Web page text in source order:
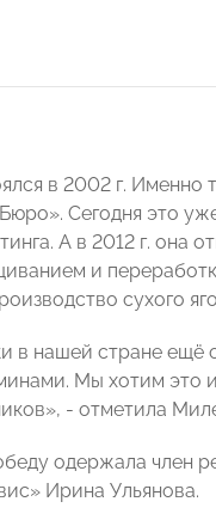
в 2002 г. Именно
Сегодня это
А в 2012 г. она
и
сухого
в нашей стране ещё
Мы хотим это
- отметила
одержала член
Ирина Ульянова.